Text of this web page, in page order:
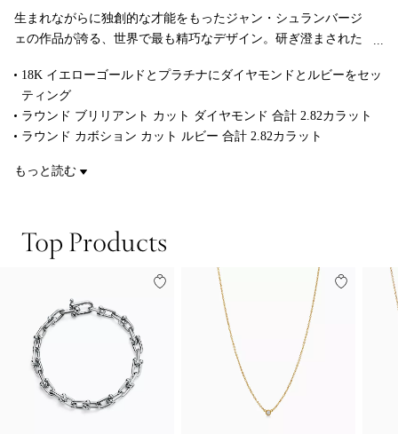
生まれながらに独創的な才能をもったジャン・シュランバージ
ェの作品が誇る、世界で最も精巧なデザイン。研ぎ澄まされた
エローゴールドとプラチナで作り上げられたクロス ペンダント
です。
18K イエローゴールドとプラチナにダイヤモンドとルビーをセッ
ティング
ラウンド ブリリアント カット ダイヤモンド 合計 2.82カラット
ラウンド カボション カット ルビー 合計 2.82カラット
商品番号:60022671
もっと読む
Top Products